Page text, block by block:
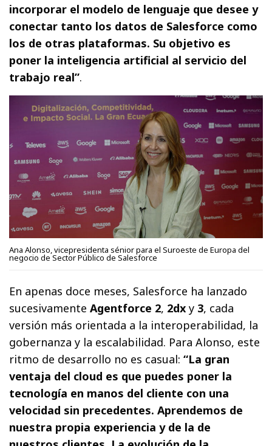
incorporar el modelo de lenguaje que desee y
conectar tanto los datos de Salesforce como
los de otras plataformas. Su objetivo es
poner la inteligencia artificial al servicio del
trabajo real”.
Ana Alonso, vicepresidenta sénior para el Suroeste de Europa del
negocio de Sector Público de Salesforce
En apenas doce meses, Salesforce ha lanzado
sucesivamenteAgentforce 2, 2dx y 3, cada
versión más orientada a la interoperabilidad, la
gobernanza y la escalabilidad. Para Alonso, este
ritmo de desarrollo no es casual:“La gran
ventaja del cloud es que puedes poner la
tecnología en manos del cliente con una
velocidad sin precedentes. Aprendemos de
nuestra propia experiencia y de la de